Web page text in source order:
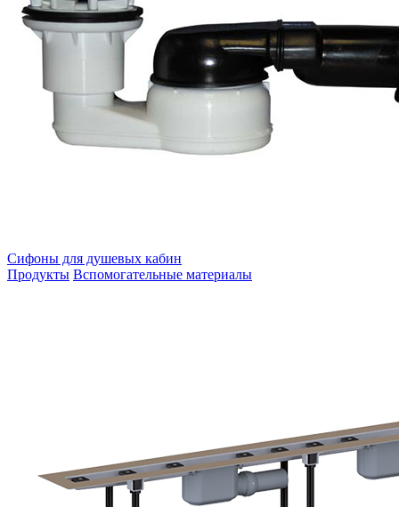
Сифоны для душевых кабин
Продукты Вспомогательные материалы